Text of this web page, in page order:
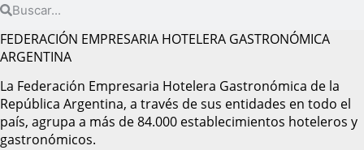
FEDERACIÓN EMPRESARIA HOTELERA GASTRONÓMICA
ARGENTINA
La Federación Empresaria Hotelera Gastronómica de la
República Argentina, a través de sus entidades en todo el
país, agrupa a más de 84.000 establecimientos hoteleros y
gastronómicos.